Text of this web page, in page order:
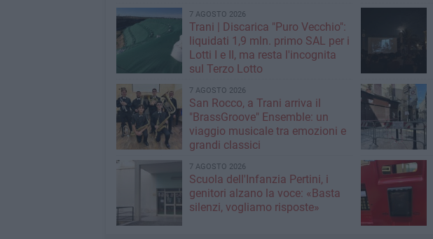
rifiuti
7 AGOSTO 2026
Trani | Discarica "Puro Vecchio":
liquidati 1,9 mln. primo SAL per i
Lotti I e II, ma resta l'incognita
sul Terzo Lotto
7 AGOSTO 2026
San Rocco, a Trani arriva il
"BrassGroove" Ensemble: un
viaggio musicale tra emozioni e
grandi classici
7 AGOSTO 2026
Scuola dell'Infanzia Pertini, i
genitori alzano la voce: «Basta
silenzi, vogliamo risposte»